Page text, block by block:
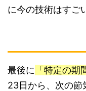
に今の技術はすご
最後に 「特定の期
23日から、次の節